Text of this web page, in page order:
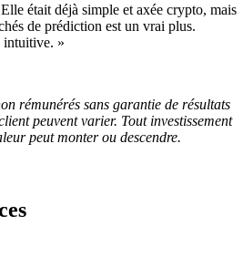
était déjà simple et axée crypto, mais
de prédiction est un vrai plus.
intuitive. »
rémunérés sans garantie de résultats
peuvent varier. Tout investissement
peut monter ou descendre.